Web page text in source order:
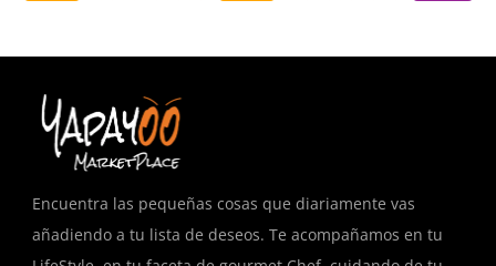
Encuentra las pequeñas cosas que diariamente vas
añadiendo a tu lista de deseos. Te acompañamos en tu